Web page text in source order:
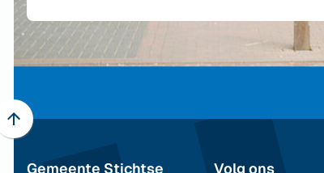
Scroll
boven
Gemeente Stichtse Volg ons